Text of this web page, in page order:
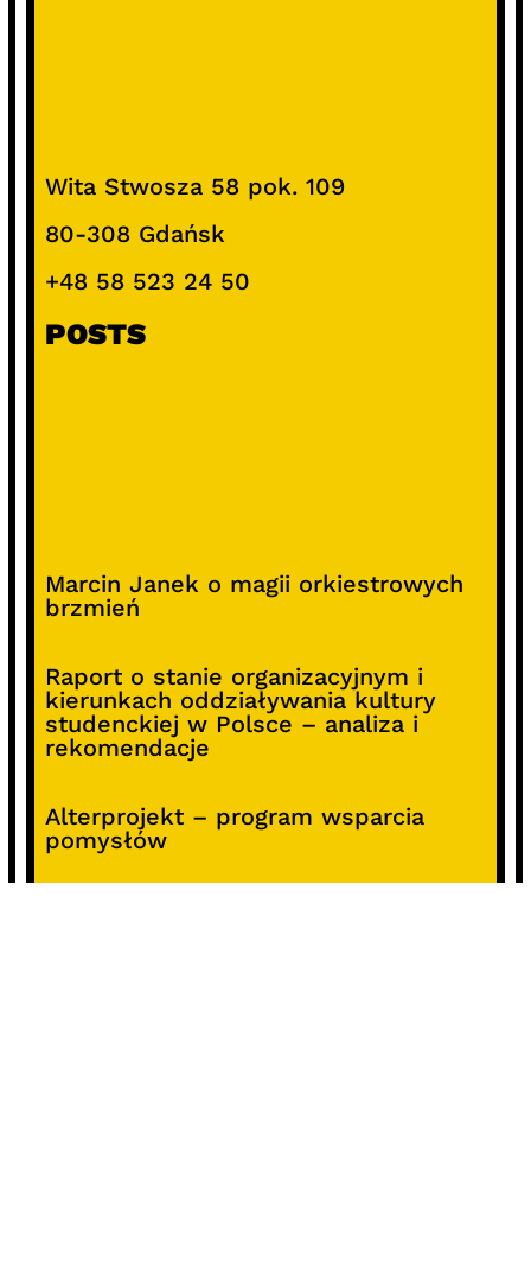
Wita Stwosza 58 pok. 109
80-308 Gdańsk
+48 58 523 24 50
POSTS
Marcin Janek o magii orkiestrowych
brzmień
Raport o stanie organizacyjnym i
kierunkach oddziaływania kultury
studenckiej w Polsce – analiza i
rekomendacje
Alterprojekt – program wsparcia
pomysłów